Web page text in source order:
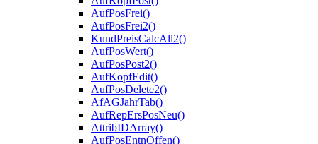
AufPosFrei()
AufPosFrei2()
KundPreisCalcAll2()
AufPosWert()
AufPosPost2()
AufKopfEdit()
AufPosDelete2()
AfAGJahrTab()
AufRepErsPosNeu()
AttribIDArray()
AufPosEntnOffen()